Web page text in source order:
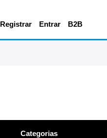
Registrar Entrar B2B
Categorias